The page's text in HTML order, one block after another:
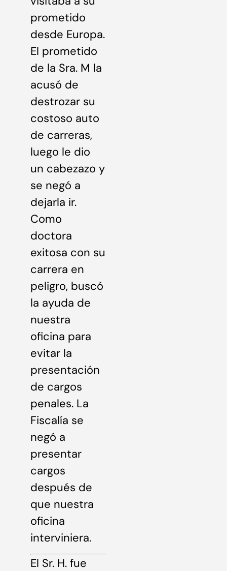
prometido
desde Europa.
El prometido
de la Sra. M la
acusó de
destrozar su
costoso auto
de carreras,
luego le dio
un cabezazo y
se negó a
dejarla ir.
Como
doctora
exitosa con su
carrera en
peligro, buscó
la ayuda de
nuestra
oficina para
evitar la
presentación
de cargos
penales. La
Fiscalía se
negó a
presentar
cargos
después de
que nuestra
oficina
interviniera.
El Sr. H. fue